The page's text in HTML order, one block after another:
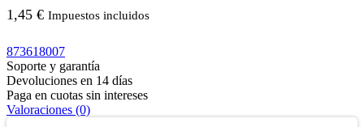
1,45 € Impuestos incluidos
873618007
Soporte y garantía
Devoluciones en 14 días
Paga en cuotas sin intereses
Valoraciones (0)